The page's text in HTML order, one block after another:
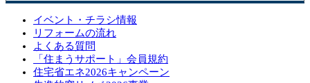
イベント・チラシ情報
リフォームの流れ
よくある質問
「住まうサポート」会員規約
住宅省エネ2026キャンペーン